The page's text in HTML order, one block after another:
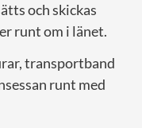
och skickas
runt om i länet.
transportband
runt med